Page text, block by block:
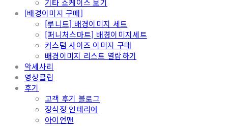
[배경이미지 구매]
[루니트] 배경이미지 세트
[퍼니처스마트] 배경이미지세트
커스텀 사이즈 이미지 구매
배경이미지 리스트 열람하기
악세사리
영상클립
후기
고객 후기 블로그
장식장 인테리어
아이언맨